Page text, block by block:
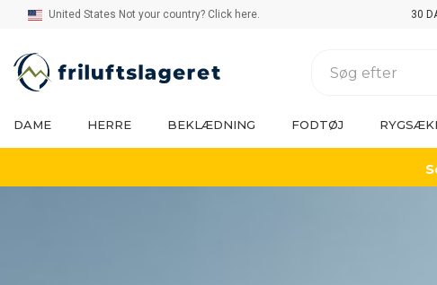
United States Not your country? Click here. 30
DAME HERRE BEKLÆDNING FODTØJ